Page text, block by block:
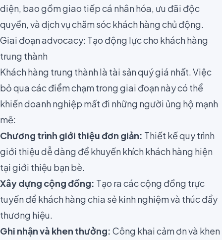
diện, bao gồm giao tiếp cá nhân hóa, ưu đãi độc
quyền, và dịch vụ chăm sóc khách hàng chủ động.
Giai đoạn advocacy: Tạo động lực cho khách hàng
trung thành
Khách hàng trung thành là tài sản quý giá nhất. Việc
bỏ qua các điểm chạm trong giai đoạn này có thể
khiến doanh nghiệp mất đi những người ủng hộ mạnh
mẽ:
Chương trình giới thiệu đơn giản: Thiết kế quy trình
giới thiệu dễ dàng để khuyến khích khách hàng hiện
tại giới thiệu bạn bè.
Xây dựng cộng đồng: Tạo ra các cộng đồng trực
tuyến để khách hàng chia sẻ kinh nghiệm và thúc đẩy
thương hiệu.
Ghi nhận và khen thưởng: Công khai cảm ơn và khen